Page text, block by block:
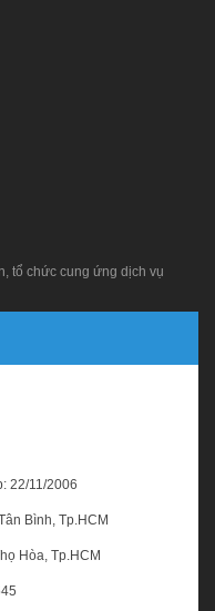
tổ chức cung ứng dịch vụ
22/11/2006
Bình, Tp.HCM
Hòa, Tp.HCM